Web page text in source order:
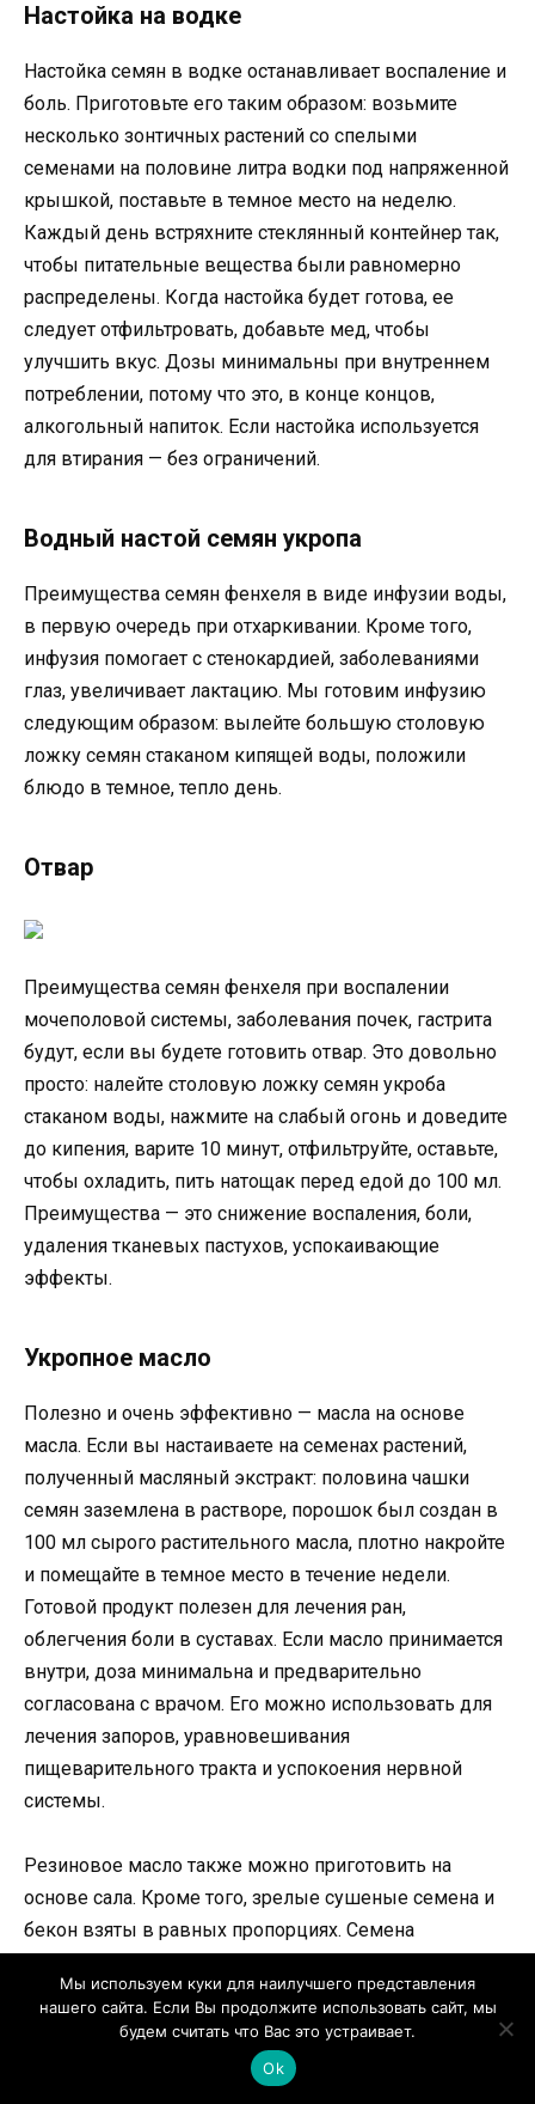
Настойка на водке
Настойка семян в водке останавливает воспаление и
боль. Приготовьте его таким образом: возьмите
несколько зонтичных растений со спелыми
семенами на половине литра водки под напряженной
крышкой, поставьте в темное место на неделю.
Каждый день встряхните стеклянный контейнер так,
чтобы питательные вещества были равномерно
распределены. Когда настойка будет готова, ее
следует отфильтровать, добавьте мед, чтобы
улучшить вкус. Дозы минимальны при внутреннем
потреблении, потому что это, в конце концов,
алкогольный напиток. Если настойка используется
для втирания — без ограничений.
Водный настой семян укропа
Преимущества семян фенхеля в виде инфузии воды,
в первую очередь при отхаркивании. Кроме того,
инфузия помогает с стенокардией, заболеваниями
глаз, увеличивает лактацию. Мы готовим инфузию
следующим образом: вылейте большую столовую
ложку семян стаканом кипящей воды, положили
блюдо в темное, тепло день.
Отвар
Преимущества семян фенхеля при воспалении
мочеполовой системы, заболевания почек, гастрита
будут, если вы будете готовить отвар. Это довольно
просто: налейте столовую ложку семян укроба
стаканом воды, нажмите на слабый огонь и доведите
до кипения, варите 10 минут, отфильтруйте, оставьте,
чтобы охладить, пить натощак перед едой до 100 мл.
Преимущества — это снижение воспаления, боли,
удаления тканевых пастухов, успокаивающие
эффекты.
Укропное масло
Полезно и очень эффективно — масла на основе
масла. Если вы настаиваете на семенах растений,
полученный масляный экстракт: половина чашки
семян заземлена в растворе, порошок был создан в
100 мл сырого растительного масла, плотно накройте
и помещайте в темное место в течение недели.
Готовой продукт полезен для лечения ран,
облегчения боли в суставах. Если масло принимается
внутри, доза минимальна и предварительно
согласована с врачом. Его можно использовать для
лечения запоров, уравновешивания
пищеварительного тракта и успокоения нервной
системы.
Резиновое масло также можно приготовить на
основе сала. Кроме того, зрелые сушеные семена и
бекон взяты в равных пропорциях. Семена
полученная линия используется для внешнего
лечения остеохондроза, артрита — артрита и любви.
Перезагрузить масло является хорошим
антиспазмоливым и обладает антибактериальными
Мы используем куки для наилучшего представления
нашего сайта. Если Вы продолжите использовать сайт, мы
будем считать что Вас это устраивает.
Ok